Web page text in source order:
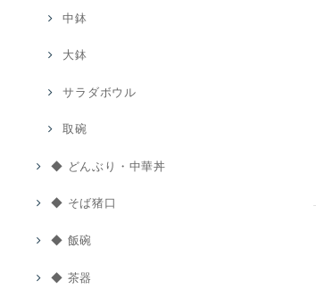
中鉢
大鉢
サラダボウル
取碗
◆ どんぶり・中華丼
◆ そば猪口
◆ 飯碗
◆ 茶器